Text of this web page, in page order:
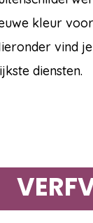
kleur
vind
diensten.